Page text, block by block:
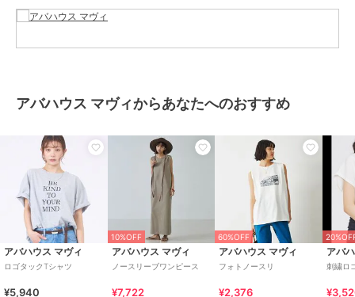
素材
コットン100%
アバハウス マヴィからあなたへのおすすめ
アバハウス マヴィ
ロゴタックTシャツ
¥5,940
10%OFF
アバハウス マヴィ
ノースリーブワンピース
¥7,722
60%OFF
アバハウス マヴィ
フォトノースリ
¥2,376
アバ
刺繍ロ